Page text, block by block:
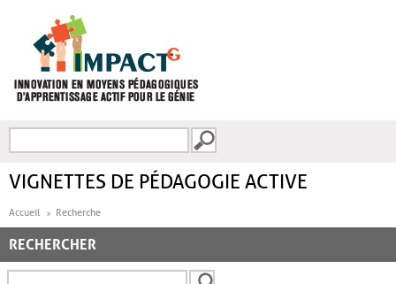
FORMULAIRE DE
VIGNETTES DE PÉDAGOGIE ACTIVE
Accueil Recherche
RECHERCHER